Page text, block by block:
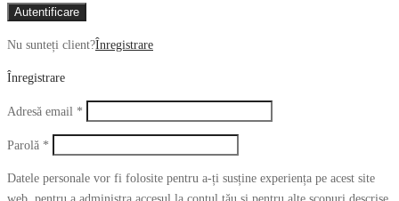
Autentificare
Nu sunteți client?Înregistrare
Înregistrare
Adresă email *
Parolă *
Datele personale vor fi folosite pentru a-ți susține experiența pe acest site